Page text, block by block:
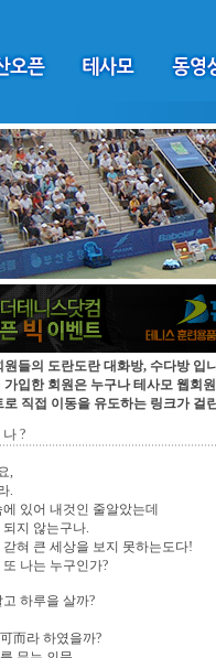
들의 도란도란 대화방, 수다방 입
입한 회원은 누구나 테사모 웹회
직접 이동을 유도하는 링크가 걸
?
,
.
있어 내것인 줄알았는데
지 않는구나.
혀 큰 세상을 보지 못하는도다!
나는 누구인가?
하루을 살까?
而라 하였을까?